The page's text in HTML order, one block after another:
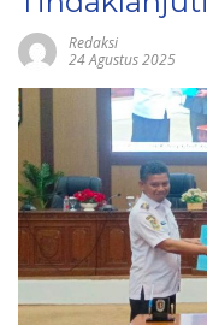
Redaksi
24 Agustus 2025